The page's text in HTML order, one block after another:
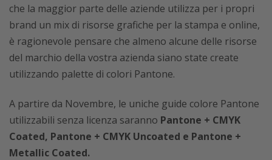
che la maggior parte delle aziende utilizza per i propri
brand un mix di risorse grafiche per la stampa e online,
è ragionevole pensare che almeno alcune delle risorse
del marchio della vostra azienda siano state create
utilizzando palette di colori Pantone.
A partire da Novembre, le uniche guide colore Pantone
utilizzabili senza licenza saranno Pantone + CMYK
Coated, Pantone + CMYK Uncoated e Pantone +
Metallic Coated.